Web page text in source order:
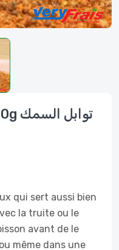
Épices De Poisson 100g توابل السمك
qui sert aussi bien
la truite ou le
avant de le
même dans une